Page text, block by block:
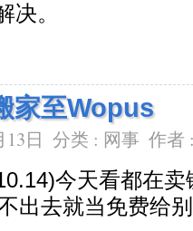
决。
家至Wopus
13日 分类 : 网事 作者
今天看都在
出去就当免费给